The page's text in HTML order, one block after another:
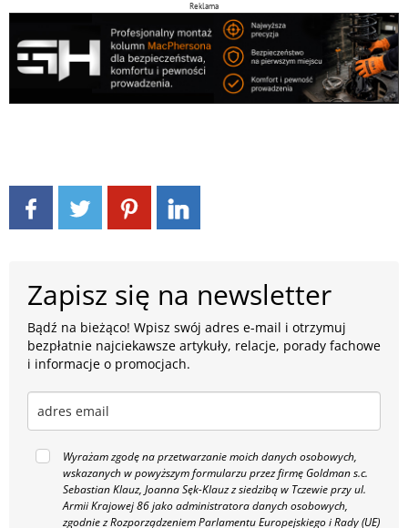
Reklama
Zapisz się na newsletter
Bądź na bieżąco! Wpisz swój adres e-mail i otrzymuj
bezpłatnie najciekawsze artykuły, relacje, porady fachowe
i informacje o promocjach.
Wyrażam zgodę na przetwarzanie moich danych osobowych,
wskazanych w powyższym formularzu przez firmę Goldman s.c.
Sebastian Klauz, Joanna Sęk-Klauz z siedzibą w Tczewie przy ul.
Armii Krajowej 86 jako administratora danych osobowych,
zgodnie z Rozporządzeniem Parlamentu Europejskiego i Rady (UE)